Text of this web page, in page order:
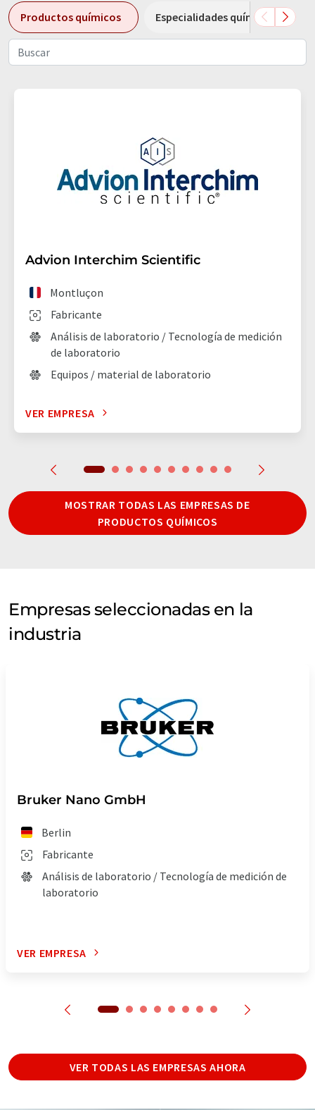
Productos químicos Especialidades químicas
Advion Interchim Scientific
Fabricante
Montluçon
Análisis de laboratorio / Tecnología de medición
de laboratorio
Equipos / material de laboratorio
VER EMPRESA
MOSTRAR TODAS LAS EMPRESAS DE
PRODUCTOS QUÍMICOS
Empresas seleccionadas en la
industria
Bruker Nano GmbH
Berlin
Fabricante
Análisis de laboratorio / Tecnología de medición de
laboratorio
VER EMPRESA
VER TODAS LAS EMPRESAS AHORA